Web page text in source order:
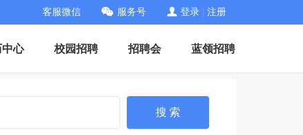
客服微信 服务号 登录 注册
心 校园招聘 招聘会 蓝领招聘
搜 索